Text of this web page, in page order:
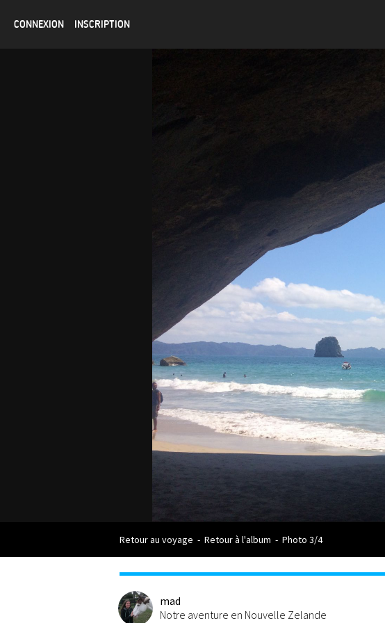
CONNEXION INSCRIPTION
Retour au voyage - Retour à l'album - Photo 3/4
mad
Notre aventure en Nouvelle Zelande